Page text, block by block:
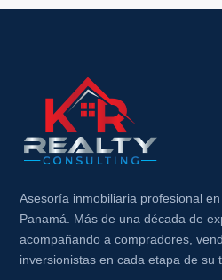
Asesoría inmobiliaria profesional
Panamá. Más de una década de
acompañando a compradores,
inversionistas en cada etapa de su